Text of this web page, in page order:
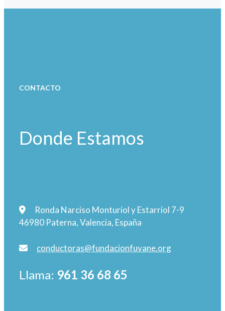
CONTACTO
Donde Estamos
Ronda Narciso Monturiol y Estarriol 7-9
46980 Paterna, Valencia, España
conductoras@fundacionfuvane.org
Llama: 961 36 68 65